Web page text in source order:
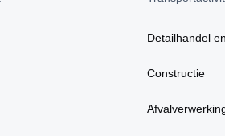
Detailhandel
Constructie